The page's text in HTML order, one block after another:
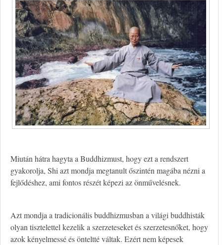
Miután hátra hagyta a Buddhizmust, hogy ezt a rendszert
gyakorolja, Shi azt mondja megtanult őszintén magába nézni a
fejlődéshez, ami fontos részét képezi az önművelésnek.
Azt mondja a tradicionális buddhizmusban a világi buddhisták
olyan tisztelettel kezelik a szerzeteseket és szerzetesnőket, hogy
azok kényelmessé és önteltté váltak. Ezért nem képesek